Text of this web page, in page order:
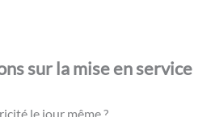
ROLLAND
stratégique du digital et du
tant que Traffic Manager chez